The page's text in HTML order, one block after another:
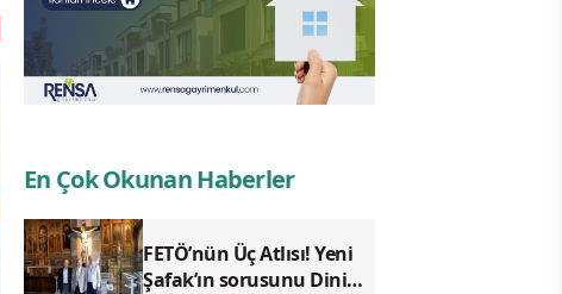
En Çok Okunan Haberler
FETÖ’nün Üç Atlısı! Yeni
Şafak’ın sorusunu Dini